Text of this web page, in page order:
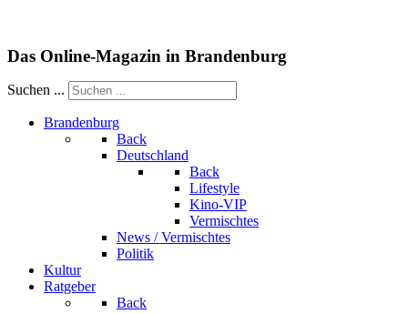
Das Online-Magazin in Brandenburg
Suchen ...
Brandenburg
Back
Deutschland
Back
Lifestyle
Kino-VIP
Vermischtes
News / Vermischtes
Politik
Kultur
Ratgeber
Back